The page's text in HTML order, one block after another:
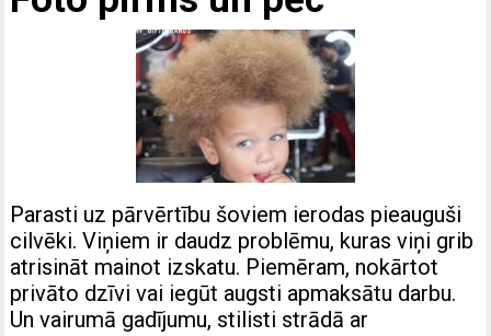
Parasti uz pārvērtību šoviem ierodas pieauguši
cilvēki. Viņiem ir daudz problēmu, kuras viņi grib
atrisināt mainot izskatu. Piemēram, nokārtot
privāto dzīvi vai iegūt augsti apmaksātu darbu.
Un vairumā gadījumu, stilisti strādā ar